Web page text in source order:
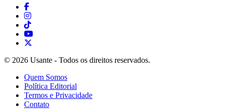
© 2026 Usante - Todos os direitos reservados.
Quem Somos
Política Editorial
Termos e Privacidade
Contato